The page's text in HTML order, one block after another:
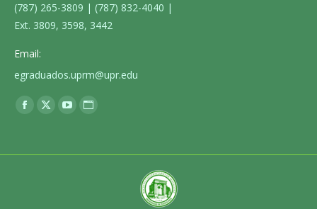
(787) 265-3809 | (787) 832-4040 |
Ext. 3809, 3598, 3442
Email:
egraduados.uprm@upr.edu
Encuéntranos en:
Facebook
X
YouTube
Sitio